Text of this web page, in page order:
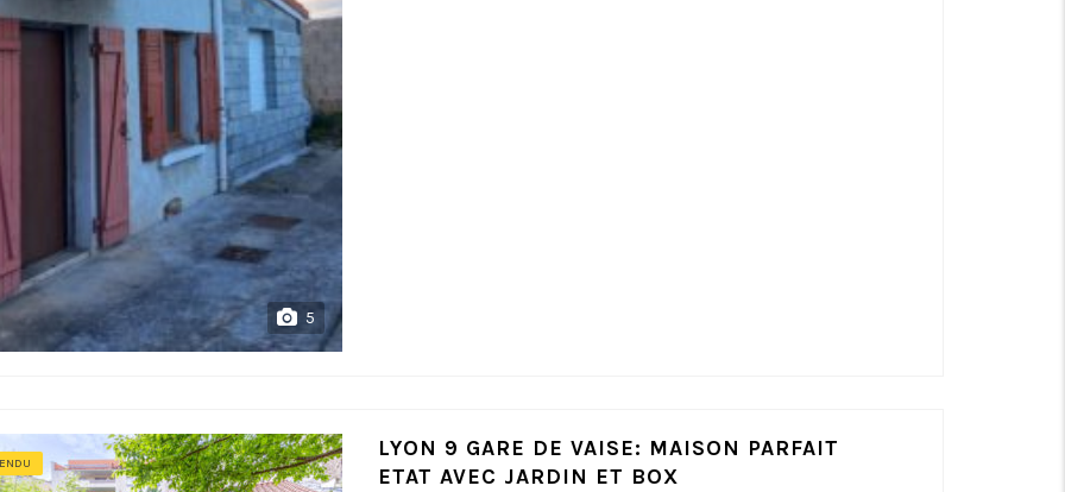
5
LYON 9 GARE DE VAISE: MAISON PARFAIT
ETAT AVEC JARDIN ET BOX